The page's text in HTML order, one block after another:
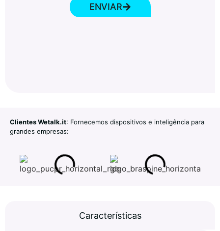
ENVIAR
Clientes Wetalk.it: Fornecemos dispositivos e inteligência para
grandes empresas:
Características